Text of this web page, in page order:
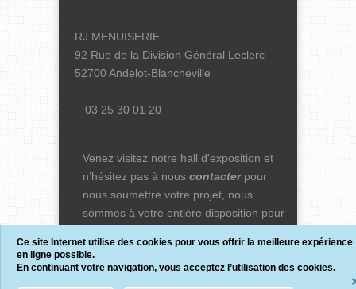
RJ MENUISERIE
92 Rue de la Division Général Leclerc
52700 Andelot-Blancheville
03 25 30 01 20
Venez visitez notre hall d'exposition et
n’hésitez pas à nous contacter pour
nous soumettre votre projet, nous
sommes à votre entière disposition pour
Ce site Internet utilise des cookies pour vous offrir la meilleure expérience
en ligne possible.
En continuant votre navigation, vous acceptez l’utilisation des cookies.